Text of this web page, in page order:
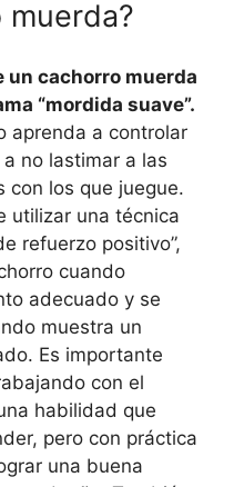
un cachorro muerda
“mordida suave”.
aprenda a controlar
no lastimar a las
con los que juegue.
utilizar una técnica
refuerzo positivo”,
cuando
adecuado y se
muestra un
Es importante
con el
habilidad que
pero con práctica
una buena